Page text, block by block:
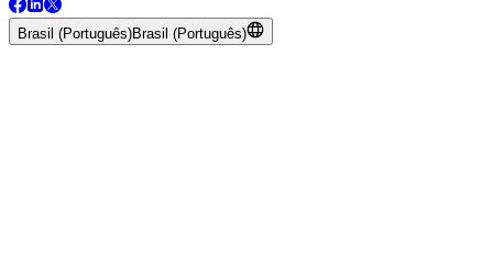
Brasil (Português)Brasil (Português)